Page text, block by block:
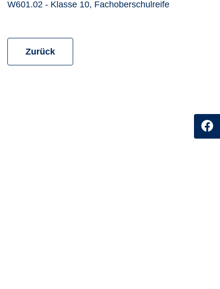
W601.02 - Klasse 10, FachoberschulreifeKursdetails
Zurückzur vorherigen Seite